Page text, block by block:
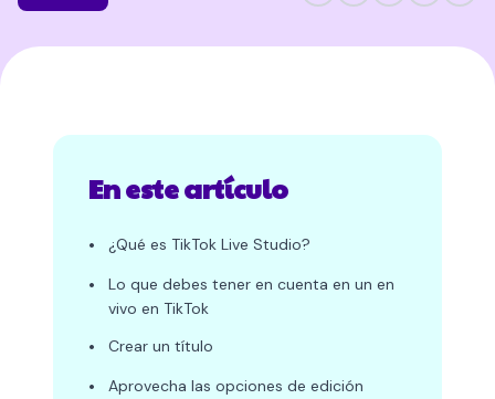
En este artículo
• ¿Qué es TikTok Live Studio?
•
Lo que debes tener en cuenta en un en
vivo en TikTok
• Crear un título
• Aprovecha las opciones de edición